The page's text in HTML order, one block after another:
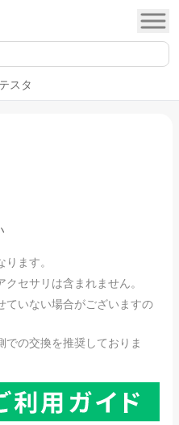
スタ
ます。
セサリは含まれません。
ていない場合がございますの
の交換を推奨しておりま